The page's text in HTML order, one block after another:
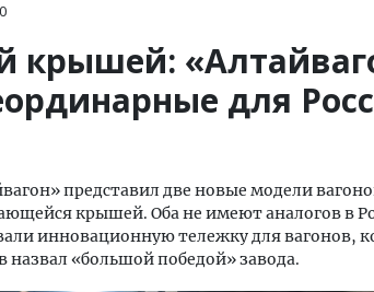
крышей:
для
представил две новые модели
крышей. Оба не имеют аналогов в
инновационную тележку для вагонов,
«большой победой» завода.